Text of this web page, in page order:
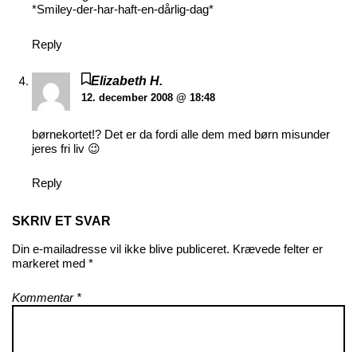
*Smiley-der-har-haft-en-dårlig-dag*
Reply
Elizabeth H.
12. december 2008 @ 18:48
børnekortet!? Det er da fordi alle dem med børn misunder
jeres fri liv 😉
Reply
SKRIV ET SVAR
Din e-mailadresse vil ikke blive publiceret. Krævede felter er
markeret med *
Kommentar *